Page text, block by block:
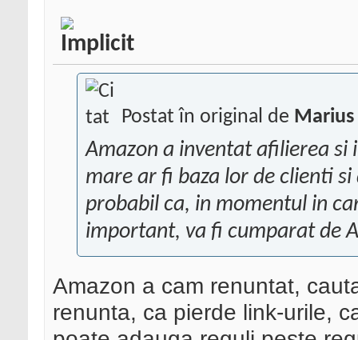
Postat în original de Marius
Amazon a inventat afilierea si
mare ar fi baza lor de clienti
probabil ca, in momentul in
important, va fi cumparat de
Amazon a cam renuntat,
renunta, ca pierde link-urile,